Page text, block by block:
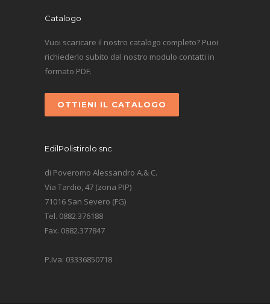
Catalogo
Vuoi scaricare il nostro catalogo completo? Puoi
richiederlo subito dal nostro modulo contatti in
formato PDF.
OTTIENI IL CATALOGO
EdilPolistirolo snc
di Poveromo Alessandro A.& C.
Via Tardio, 47 (zona PIP)
71016 San Severo (FG)
Tel. 0882.376188
Fax. 0882.377847
P.Iva: 03336850718